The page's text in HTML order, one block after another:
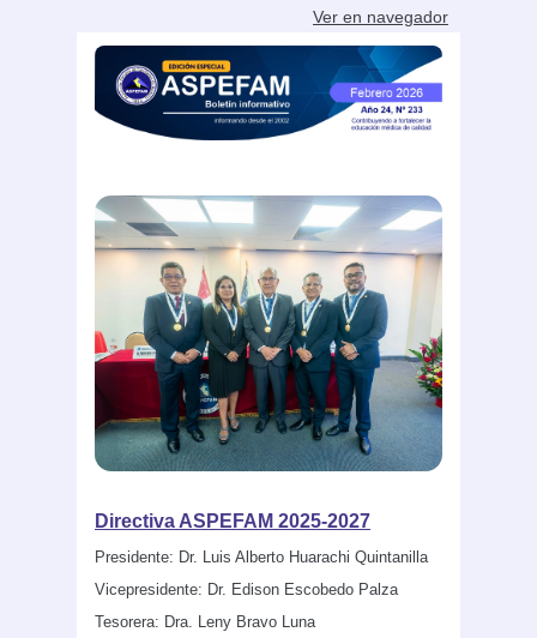
Ver en navegador
Directiva ASPEFAM 2025-2027
Presidente: Dr. Luis Alberto Huarachi Quintanilla
Vicepresidente: Dr. Edison Escobedo Palza
Tesorera: Dra. Leny Bravo Luna